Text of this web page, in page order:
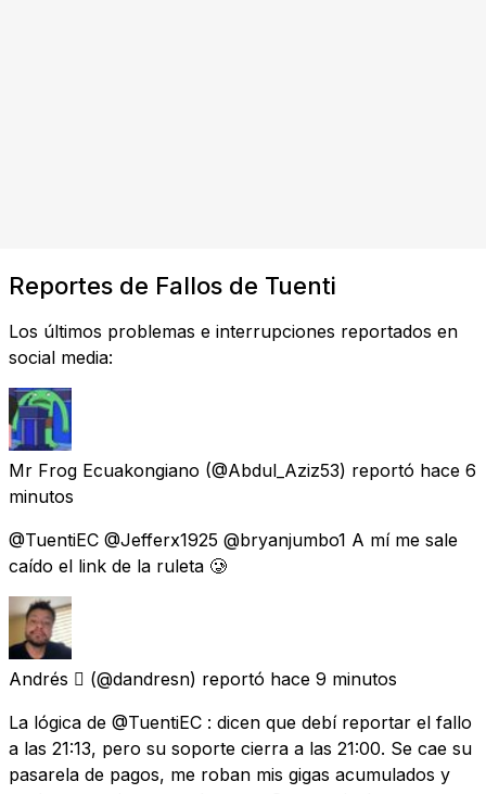
Reportes de Fallos de Tuenti
Los últimos problemas e interrupciones reportados en
social media:
Mr Frog Ecuakongiano (@Abdul_Aziz53) reportó hace 6
minutos
@TuentiEC @Jefferx1925 @bryanjumbo1 A mí me sale
caído el link de la ruleta 🥲
Andrés  (@dandresn) reportó hace 9 minutos
La lógica de @TuentiEC : dicen que debí reportar el fallo
a las 21:13, pero su soporte cierra a las 21:00. Se cae su
pasarela de pagos, me roban mis gigas acumulados y